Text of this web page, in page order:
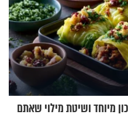
מיוחד ושיטת מילוי שאתם